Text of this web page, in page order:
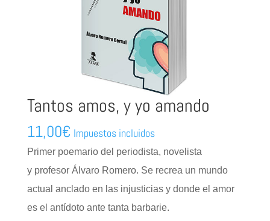
Tantos amos, y yo amando
11,00€ Impuestos incluidos
Primer poemario del periodista, novelista
y profesor Álvaro Romero. Se recrea un mundo
actual anclado en las injusticias y donde el amor
es el antídoto ante tanta barbarie.